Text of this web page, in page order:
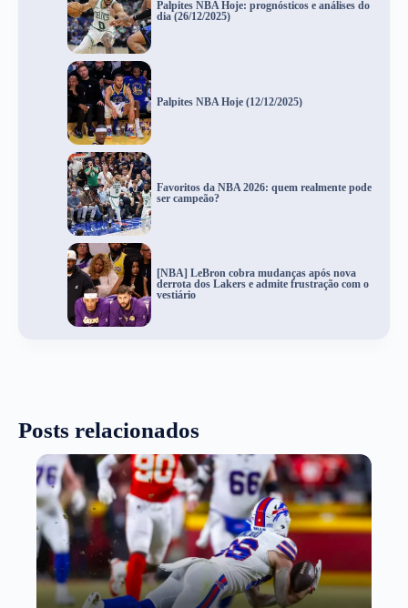
Palpites NBA Hoje: prognósticos e análises do
dia (26/12/2025)
Palpites NBA Hoje (12/12/2025)
Favoritos da NBA 2026: quem realmente pode
ser campeão?
[NBA] LeBron cobra mudanças após nova
derrota dos Lakers e admite frustração com o
vestiário
Posts relacionados